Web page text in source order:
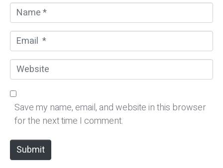
a
m
e
*
m
a
i
l
W
e
b
Save my name, email, and website in this browser
for the next time I comment.
Submit